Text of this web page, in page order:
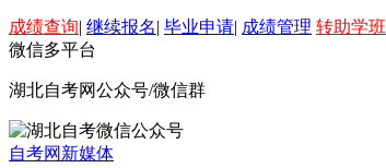
成绩查询| 继续报名| 毕业申请| 成绩管理 转助学班
微信多平台
湖北自考网公众号/微信群
自考网新媒体